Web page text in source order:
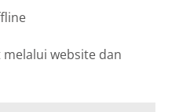
website dan